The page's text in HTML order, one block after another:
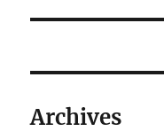
Archives